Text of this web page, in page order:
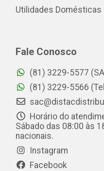
Utilidades Domésticas
Fale Conosco
(81) 3229-5577
(81) 3229-5566
Horário do
Sábado das 08:00 às
nacionais.
Instagram
Facebook